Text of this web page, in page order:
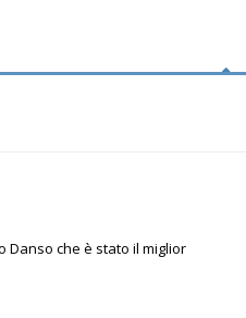
che è stato il miglior